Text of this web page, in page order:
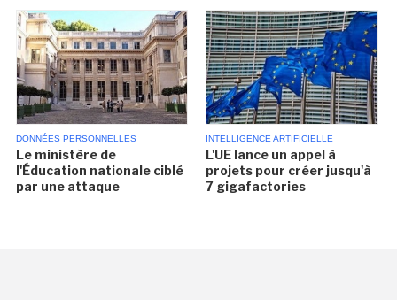
DONNÉES PERSONNELLES
Le ministère de
l'Éducation nationale ciblé
par une attaque
INTELLIGENCE ARTIFICIELLE
L'UE lance un appel à
projets pour créer jusqu'à
7 gigafactories